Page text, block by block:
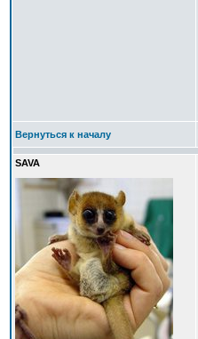
Вернуться к началу
SAVA